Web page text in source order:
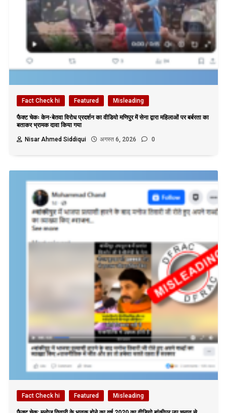
Fact Check hi Featured Misleading
फैक्ट चेकः केन-बेतवा विरोध प्रदर्शन का वीडियो मणिपुर में सेना द्वारा महिलाओं पर बर्बरता का
बताकर भ्रामक दावा किया गया
Nisar Ahmed Siddiqui
अगस्त 6, 2026 0
Fact Check hi Featured Misleading